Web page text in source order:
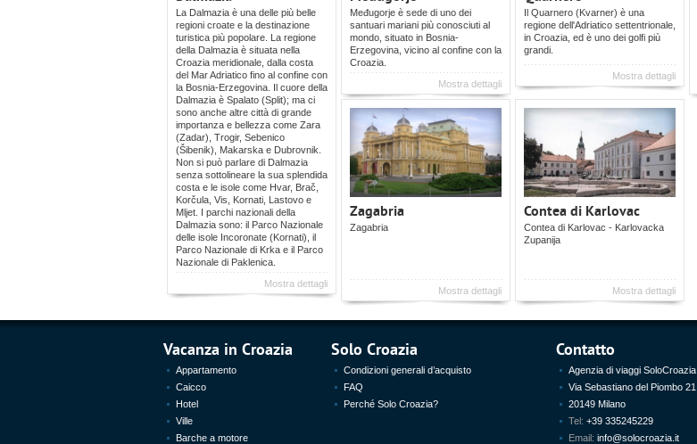
La Dalmazia è una delle più belle
regioni croate e la destinazione
turistica più popolare. La regione
della Dalmazia è situata nella
Croazia meridionale, dalla costa
del Mar Adriatico fino al confine con
la Bosnia-Erzegovina. Il cuore della
Dalmazia è Spalato (Split); ma ci
sono anche altre città di grande
importanza e bellezza come Zara
(Zadar), Trogir, Sebenico
(Šibenik), Makarska e Dubrovnik.
Non si può parlare di Dalmazia
senza sottolineare la sua splendida
costa e le isole come Hvar, Brač,
Korčula, Vis, Kornati, Lastovo e
Mljet. I parchi nazionali della
Dalmazia sono: il Parco Nazionale
delle isole Incoronate (Kornati), il
Parco Nazionale di Krka e il Parco
Nazionale di Paklenica.
Mostra dettagli
Međugorje è sede di uno dei
santuari mariani più conosciuti al
mondo, situato in Bosnia-
Erzegovina, vicino al confine con la
Croazia.
Mostra dettagli
Il Quarnero (Kvarner) è una
regione dell'Adriatico settentrionale,
in Croazia, ed è uno dei golfi più
grandi.
Mostra dettagli
Zagabria
Zagabria
Mostra dettagli
Contea di Karlovac
Contea di Karlovac - Karlovacka
Zupanija
Mostra dettagli
Vacanza in Croazia
Appartamento
Caicco
Hotel
Ville
Barche a motore
Solo Croazia
Condizioni generali d’acquisto
FAQ
Perché Solo Croazia?
Contatto
Agenzia di viaggi SoloCroazia
Via Sebastiano del Piombo 21
20149 Milano
Tel: +39 335245229
Email: info@solocroazia.it